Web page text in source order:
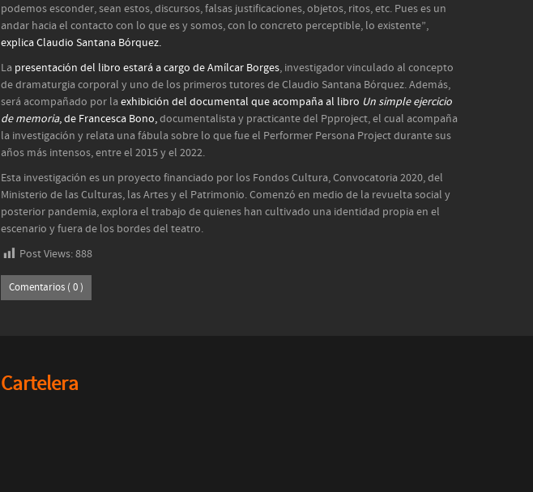
podemos esconder, sean estos, discursos, falsas justificaciones, objetos, ritos, etc. Pues es un
andar hacia el contacto con lo que es y somos, con lo concreto perceptible, lo existente”,
explica Claudio Santana Bórquez.
La presentación del libro estará a cargo de Amílcar Borges, investigador vinculado al concepto
de dramaturgia corporal y uno de los primeros tutores de Claudio Santana Bórquez. Además,
será acompañado por la exhibición del documental que acompaña al libro Un simple ejercicio
de memoria, de Francesca Bono,documentalista y practicante del Ppproject, el cual acompaña
la investigación y relata una fábula sobre lo que fue el Performer Persona Project durante sus
años más intensos, entre el 2015 y el 2022.
Esta investigación es un proyecto financiado por los Fondos Cultura, Convocatoria 2020, del
Ministerio de las Culturas, las Artes y el Patrimonio. Comenzó en medio de la revuelta social y
posterior pandemia, explora el trabajo de quienes han cultivado una identidad propia en el
escenario y fuera de los bordes del teatro.
Post Views:888
Comentarios ( 0 )
Cartelera